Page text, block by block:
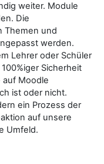
weiter. Module
Die
Themen und
werden.
Lehrer oder Schüler
Sicherheit
Moodle
ist oder nicht.
ein Prozess der
auf unsere
Umfeld.